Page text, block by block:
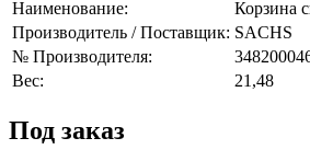
Наименование:
Корзина
Производитель / Поставщик: SACHS
№ Производителя:
Вес:
21,48
Под заказ